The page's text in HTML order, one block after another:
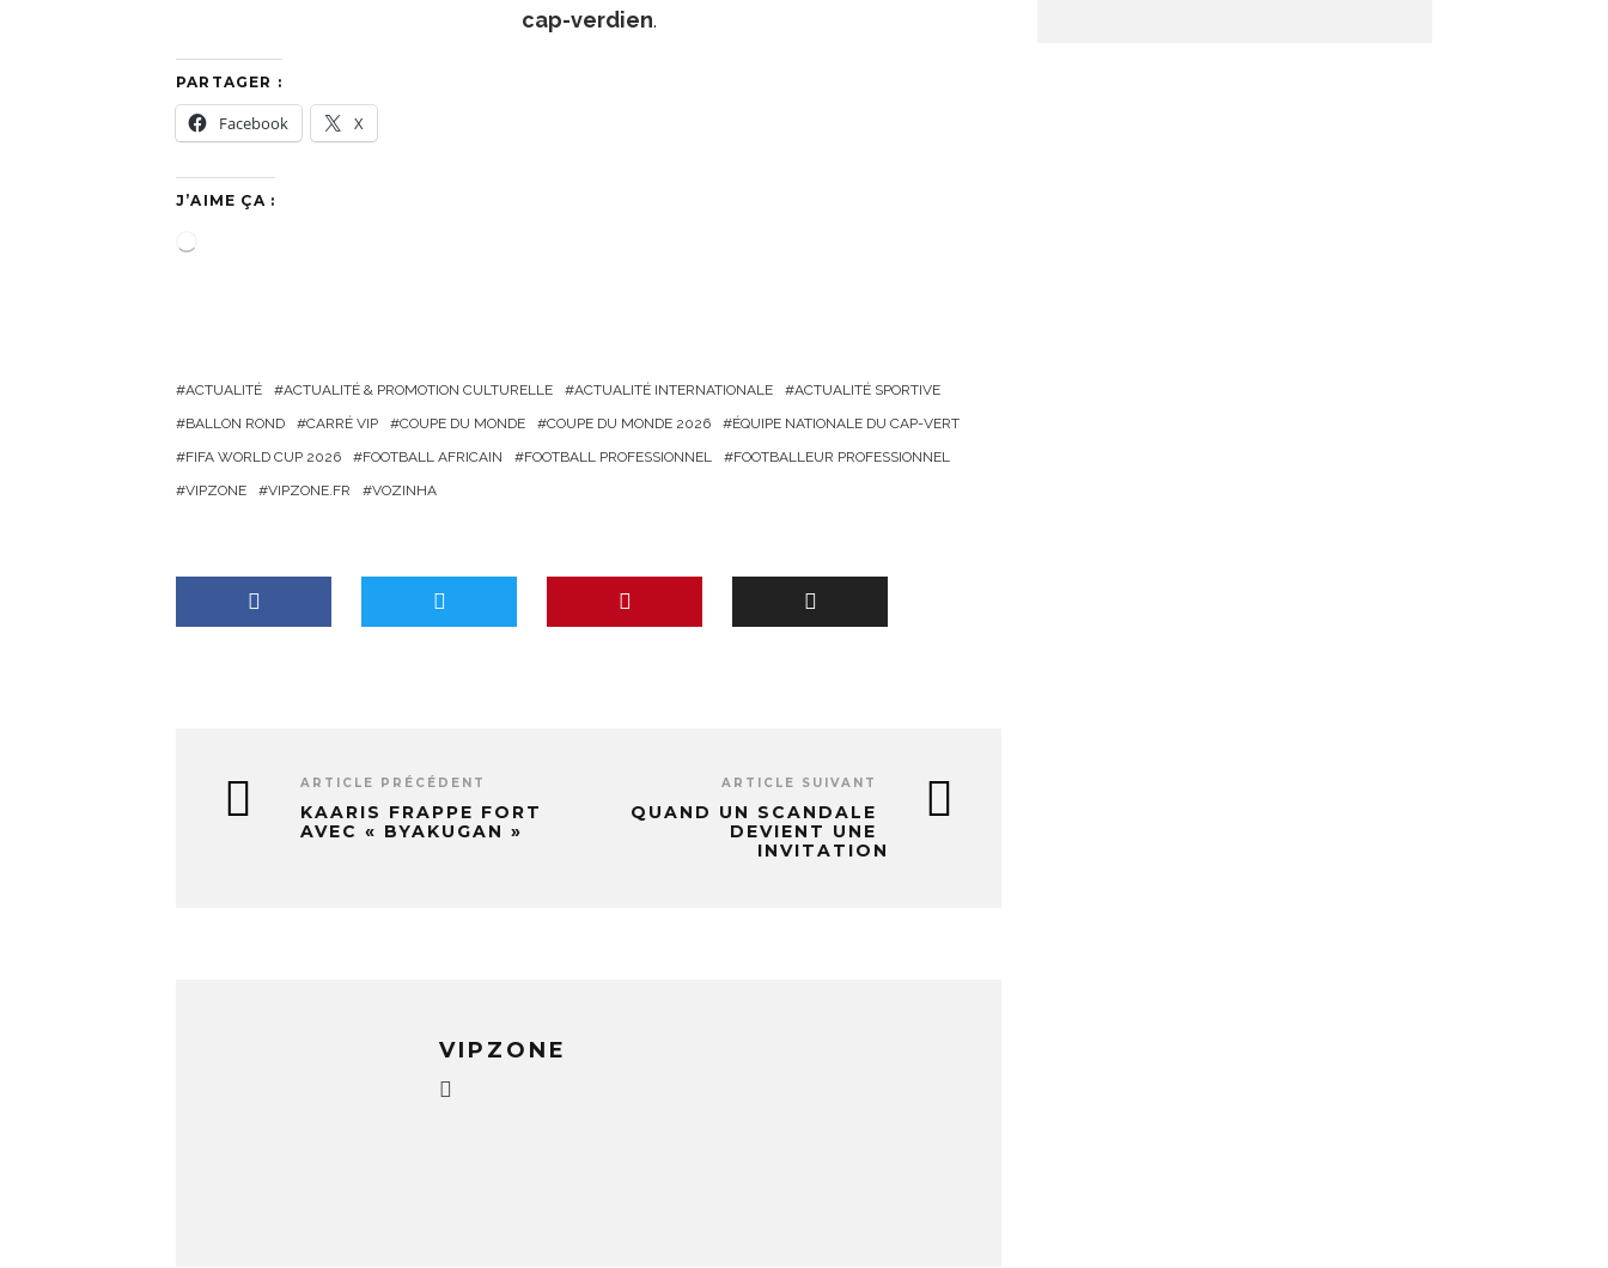
cap-verdien.
PARTAGER :
Facebook X
J’AIME ÇA :
…
ACTUALITÉ ACTUALITÉ & PROMOTION CULTURELLE ACTUALITÉ INTERNATIONALE
ACTUALITÉ SPORTIVE
BALLON ROND
CARRÉ VIP COUPE DU MONDE COUPE DU MONDE 2026
ÉQUIPE NATIONALE DU CAP-VERT
FIFA WORLD CUP 2026
FOOTBALL AFRICAIN FOOTBALL PROFESSIONNEL
FOOTBALLEUR PROFESSIONNEL
VIPZONE
VIPZONE.FR VOZINHA
ARTICLE PRÉCÉDENT
KAARIS FRAPPE FORT
AVEC « BYAKUGAN »
ARTICLE SUIVANT
QUAND UN SCANDALE
DEVIENT UNE
INVITATION
VIPZONE